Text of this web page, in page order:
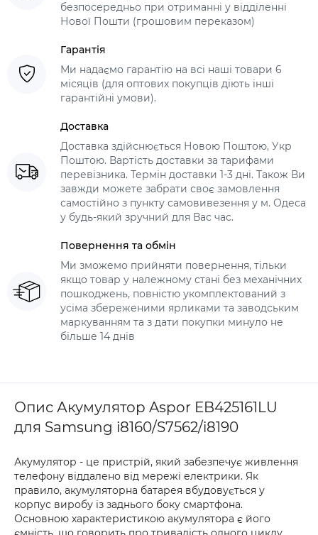
безпосередньо при отриманні у відділенні
Нової Пошти (грошовим переказом)
Гарантія
Ми надаємо гарантію на всі наші товари 6
місяців (для оптових покупців діють інші
гарантійні умови).
Доставка
Доставка здійснюється Новою Поштою, Укр
Поштою. Вартість доставки за тарифами
перевізника. Термін доставки 1-3 дні. Також Ви
завжди можете забрати своє замовлення
самостійно з пункту самовивезення у м. Одеса
у будь-який зручний для Вас час.
Повернення та обмін
Ми зможемо прийняти повернення, тільки
якщо товар у належному стані без механічних
пошкоджень, повністю укомплектований з
усіма збереженими ярликами та заводським
маркуванням та з дати покупки минуло не
більше 14 днів
Опис Акумулятор Aspor EB425161LU
для Samsung i8160/S7562/i8190
Акумулятор - це пристрій, який забезпечує живлення
телефону віддалено від мережі електрики. Як
правило, акумуляторна батарея вбудовується у
корпус виробу із заднього боку смартфона.
Основною характеристикою акумулятора є його